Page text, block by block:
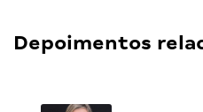
Depoimentos